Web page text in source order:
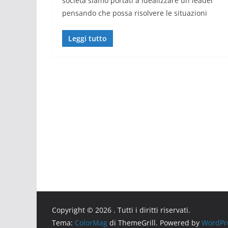
pensando che possa risolvere le situazioni
Leggi tutto
Copyright © 2026 . Tutti i diritti riservati.
Tema: ColorMag di ThemeGrill. Powered by